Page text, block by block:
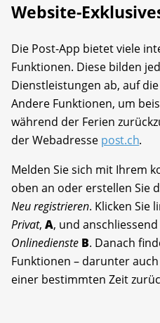
Website-
Die Post-App bietet viele
Funktionen. Diese bilden
Dienstleistungen ab, auf
Andere Funktionen, um
während der Ferien
der Webadresse post.ch.
Melden Sie sich mit Ihrem
oben an oder erstellen Sie
Neu registrieren. Klicken Sie
Privat, A, und
Onlinedienste B. Danach
Funktionen – darunter
einer bestimmten Zeit